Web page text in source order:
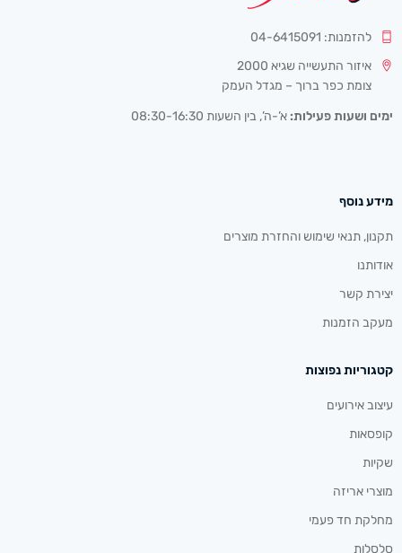
להזמנות: 04-6415091
איזור התעשייה שגיא 2000
צומת כפר ברוך – מגדל העמק
ימים ושעות פעילות: א’-ה’, בין השעות 08:30-16:30
מידע נוסף
תקנון, תנאי שימוש והחזרת מוצרים
אודותנו
יצירת קשר
מעקב הזמנות
קטגוריות נפוצות
עיצוב אירועים
קופסאות
שקיות
מוצרי אריזה
מחלקת חד פעמי
סלסלות